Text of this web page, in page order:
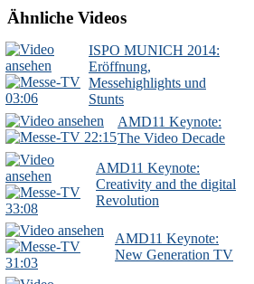
Ähnliche Videos
03:06
ISPO MUNICH 2014:
Eröffnung,
Messehighlights und
Stunts
22:15
AMD11 Keynote:
The Video Decade
33:08
AMD11 Keynote:
Creativity and the digital
Revolution
31:03
AMD11 Keynote:
New Generation TV